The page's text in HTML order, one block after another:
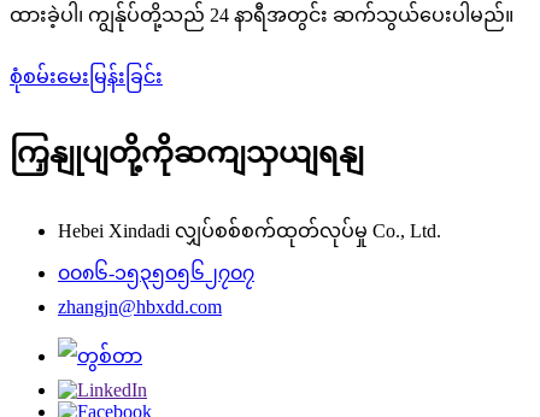
ထားခဲ့ပါ၊ ကျွန်ုပ်တို့သည် 24 နာရီအတွင်း ဆက်သွယ်ပေးပါမည်။
စုံစမ်းမေးမြန်းခြင်း
ကြှနျုပျတို့ကိုဆကျသှယျရနျ
Hebei Xindadi လျှပ်စစ်စက်ထုတ်လုပ်မှု Co., Ltd.
၀၀၈၆-၁၅၃၅၀၅၆၂၇၀၇
zhangjn@hbxdd.com